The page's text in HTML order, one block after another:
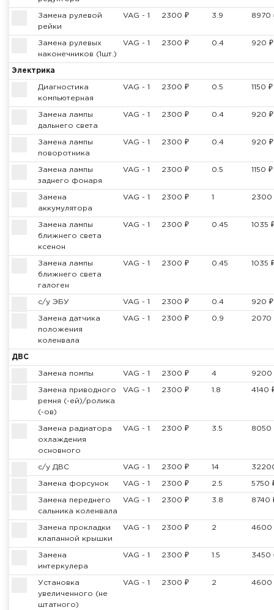
Замена рулевой
рейки
VAG - 1 2300 ₽ 3.9 8970
Замена рулевых
наконечников (1шт.)
VAG - 1 2300 ₽ 0.4 920 ₽
Электрика
Диагностика
компьютерная
VAG - 1 2300 ₽ 0.5 1150 ₽
Замена лампы
дальнего света
VAG - 1 2300 ₽ 0.4 920 ₽
Замена лампы
поворотника
VAG - 1 2300 ₽ 0.4 920 ₽
Замена лампы
заднего фонаря
VAG - 1 2300 ₽ 0.5 1150 ₽
Замена
аккумулятора
VAG - 1 2300 ₽ 1 2300
Замена лампы
ближнего света
ксенон
VAG - 1 2300 ₽ 0.45 1035
Замена лампы
ближнего света
галоген
VAG - 1 2300 ₽ 0.45 1035
с/у ЭБУ VAG - 1 2300 ₽ 0.4 920 ₽
Замена датчика
положения
коленвала
VAG - 1 2300 ₽ 0.9 2070
ДВС
Замена помпы VAG - 1 2300 ₽ 4 9200
Замена приводного
ремня (-ей)/ролика
(-ов)
VAG - 1 2300 ₽ 1.8 4140
Замена радиатора
охлаждения
основного
VAG - 1 2300 ₽ 3.5 8050
с/у ДВС VAG - 1 2300 ₽ 14
Замена форсунок VAG - 1 2300 ₽ 2.5 5750
Замена переднего
сальника коленвала
VAG - 1 2300 ₽ 3.8 8740
Замена прокладки
клапанной крышки
VAG - 1 2300 ₽ 2 4600
Замена
интеркулера
VAG - 1 2300 ₽ 1.5 3450
Установка
увеличенного (не
штатного)
VAG - 1 2300 ₽ 2 4600